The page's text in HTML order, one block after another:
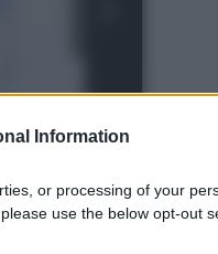
Information
or processing of your
use the below opt-out